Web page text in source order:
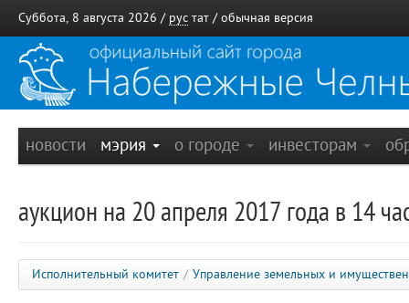
Суббота, 8 августа 2026 / рус тат / обычная версия
новости мэрия о городе инвесторам
аукцион на 20 апреля 2017 года в 14
Исполнительный комитет / Управление земельных и